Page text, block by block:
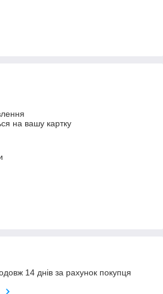
на вашу картку
14 днів за рахунок покупця